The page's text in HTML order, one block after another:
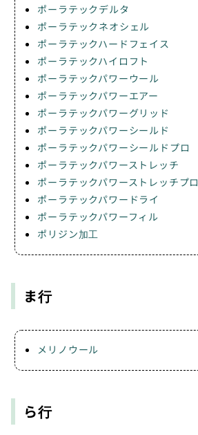
ポーラテックデルタ
ポーラテックネオシェル
ポーラテックハードフェイス
ポーラテックハイロフト
ポーラテックパワーウール
ポーラテックパワーエアー
ポーラテックパワーグリッド
ポーラテックパワーシールド
ポーラテックパワーシールドプロ
ポーラテックパワーストレッチ
ポーラテックパワーストレッチプロ
ポーラテックパワードライ
ポーラテックパワーフィル
ポリジン加工
ま行
メリノウール
ら行